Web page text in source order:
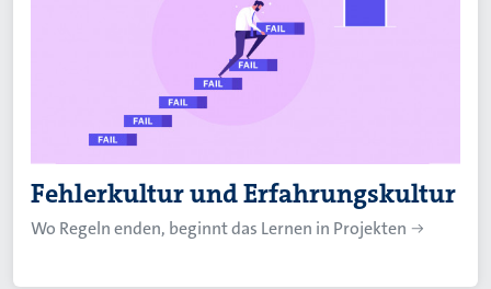
Fehlerkultur und Erfahrungskultur
Wo Regeln enden, beginnt das Lernen in Projekten